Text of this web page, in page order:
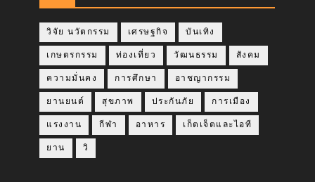
วิจัย นวัตกรรม เศรษฐกิจ บันเทิง
เกษตรกรรม ท่องเที่ยว วัฒนธรรม สังคม
ความมั่นคง การศึกษา อาชญากรรม
ยานยนต์ สุขภาพ ประกันภัย การเมือง
แรงงาน กีฬา อาหาร เก็ตเจ็ตและไอที
ยาน วิ